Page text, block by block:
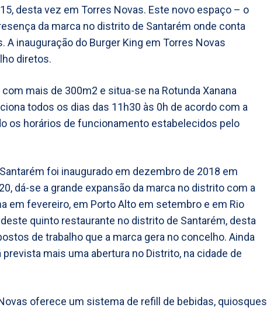
desta vez em Torres Novas. Este novo espaço – o
da marca no distrito de Santarém onde conta
inauguração do Burger King em Torres Novas
diretos.
mais de 300m2 e situa-se na Rotunda Xanana
todos os dias das 11h30 às 0h de acordo com a
os horários de funcionamento estabelecidos pelo
foi inaugurado em dezembro de 2018 em
dá-se a grande expansão da marca no distrito com a
em fevereiro, em Porto Alto em setembro e em Rio
quinto restaurante no distrito de Santarém, desta
de trabalho que a marca gera no concelho. Ainda
mais uma abertura no Distrito, na cidade de
oferece um sistema de refill de bebidas, quiosques